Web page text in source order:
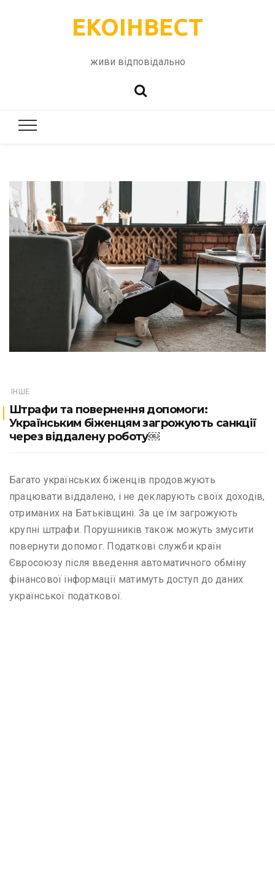
ЕКОІНВЕСТ
живи відповідально
ІНШЕ
Штрафи та повернення допомоги:
Українським біженцям загрожують санкції
через віддалену роботу￼
Багато українських біженців продовжують
працювати віддалено, і не декларують своїх доходів,
отриманих на Батьківщині. За це їм загрожують
крупні штрафи. Порушників також можуть змусити
повернути допомог. Податкові служби країн
Євросоюзу після введення автоматичного обміну
фінансової інформації матимуть доступ до даних
української податкової.